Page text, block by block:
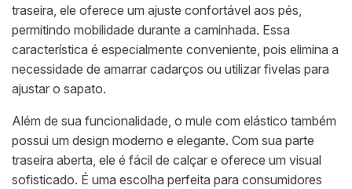
traseira, ele oferece um ajuste confortável aos pés,
permitindo mobilidade durante a caminhada. Essa
característica é especialmente conveniente, pois elimina a
necessidade de amarrar cadarços ou utilizar fivelas para
ajustar o sapato.
Além de sua funcionalidade, o mule com elástico também
possui um design moderno e elegante. Com sua parte
traseira aberta, ele é fácil de calçar e oferece um visual
sofisticado. É uma escolha perfeita para consumidores